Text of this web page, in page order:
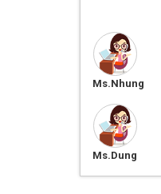
Ms.Nhung
Ms.Dung